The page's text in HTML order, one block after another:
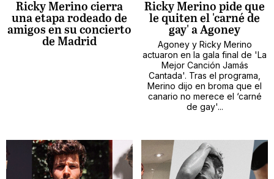
Ricky Merino cierra
una etapa rodeado de
amigos en su concierto
de Madrid
Ricky Merino pide que
le quiten el 'carné de
gay' a Agoney
Agoney y Ricky Merino
actuaron en la gala final de 'La
Mejor Canción Jamás
Cantada'. Tras el programa,
Merino dijo en broma que el
canario no merece el ‘carné
de gay'...